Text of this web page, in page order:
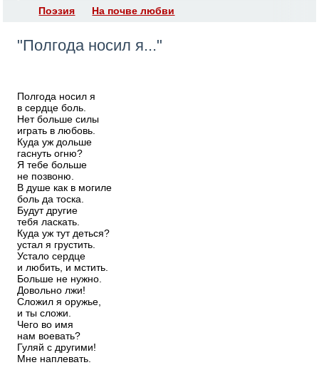
Поэзия На почве любви
"Полгода носил я..."
Полгода носил я
в сердце боль.
Нет больше силы
играть в любовь.
Куда уж дольше
гаснуть огню?
Я тебе больше
не позвоню.
В душе как в могиле
боль да тоска.
Будут другие
тебя ласкать.
Куда уж тут деться?
устал я грустить.
Устало сердце
и любить, и мстить.
Больше не нужно.
Довольно лжи!
Сложил я оружье,
и ты сложи.
Чего во имя
нам воевать?
Гуляй с другими!
Мне наплевать.